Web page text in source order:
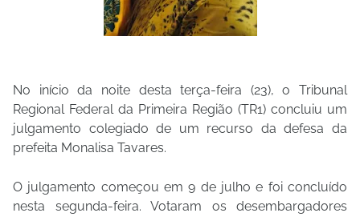
No início da noite desta terça-feira (23), o Tribunal
Regional Federal da Primeira Região (TR1) concluiu um
julgamento colegiado de um recurso da defesa da
prefeita Monalisa Tavares.
O julgamento começou em 9 de julho e foi concluído
nesta segunda-feira. Votaram os desembargadores